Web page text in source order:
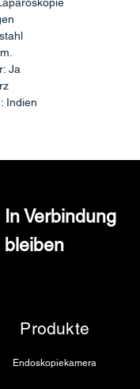
Ja
Indien
In Verbindung
bleiben
Produkte
Endoskopiekamera